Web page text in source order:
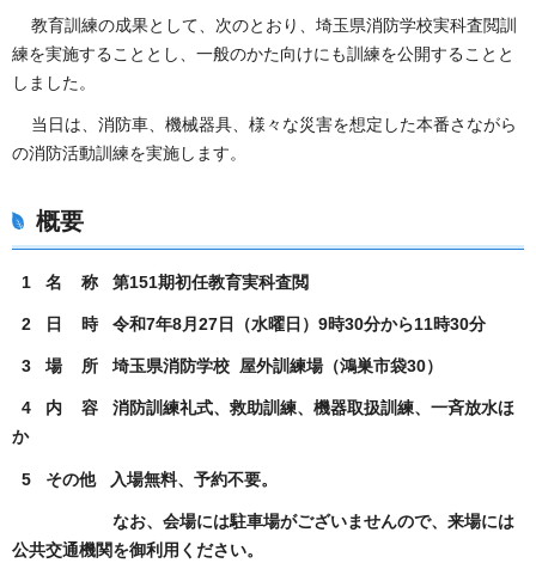
教育訓練の成果として、次のとおり、埼玉県消防学校実科査閲訓
練を実施することとし、一般のかた向けにも訓練を公開することと
しました。
当日は、消防車、機械器具、様々な災害を想定した本番さながら
の消防活動訓練を実施します。
概要
1 名 称 第151期初任教育実科査閲
2 日 時 令和7年8月27日（水曜日）9時30分から11時30分
3 場 所 埼玉県消防学校 屋外訓練場（鴻巣市袋30）
4 内 容 消防訓練礼式、救助訓練、機器取扱訓練、一斉放水ほ
か
5 その他 入場無料、予約不要。
なお、会場には駐車場がございませんので、来場には
公共交通機関を御利用ください。